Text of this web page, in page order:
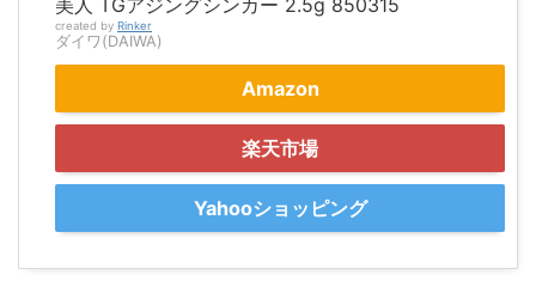
created by Rinker
ダイワ(DAIWA)
Amazon
楽天市場
Yahooショッピング